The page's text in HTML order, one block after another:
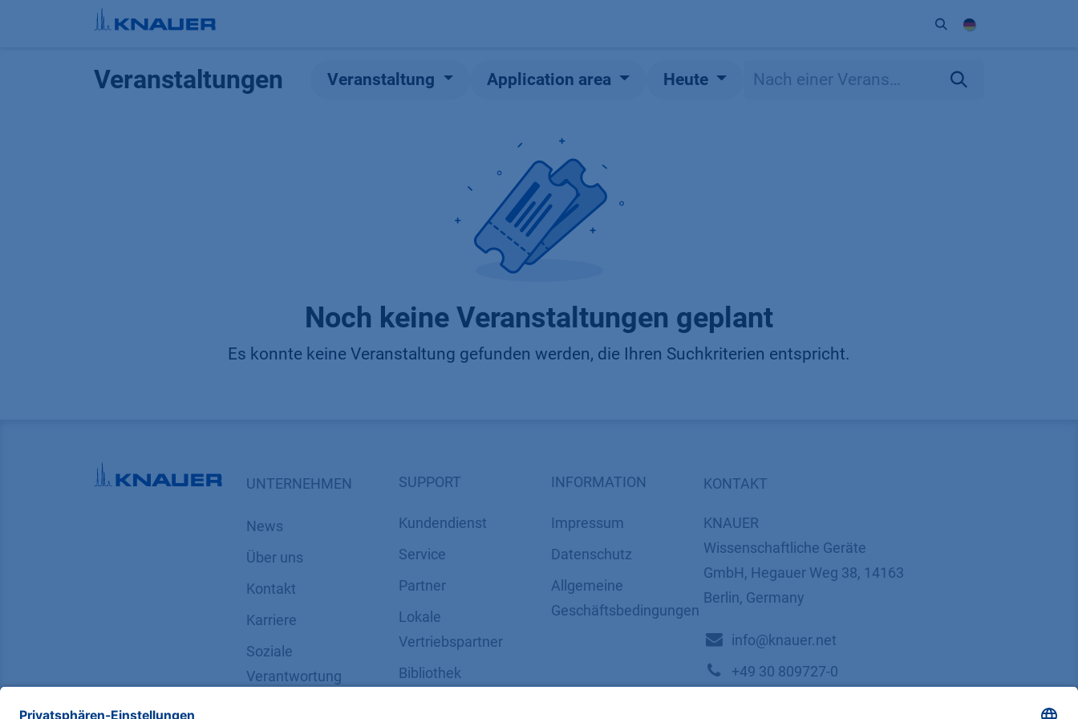
Zum Inhalt springen
Veranstaltungen Veranstaltung Application area Heute
Noch keine Veranstaltungen geplant
Es konnte keine Veranstaltung gefunden werden, die Ihren Suchkriterien entspricht.
UNTERNEHMEN
News
Über uns
Kontakt
Karriere
Soziale
Verantwortung
SUPPORT
Kundendienst
Service
Partner
Lokale
Vertriebspartner
Bibliothek
INFORMATION
Impressum
Datenschutz
​​​​​​​​​​​​​​​​​Allgemeine
Geschäftsbedingungen
KONTAKT
KNAUER
Wissenschaftliche Geräte
GmbH, Hegauer Weg 38, 14163
Berlin, Germany
​​​​​​​​​​​​​​i​n​f​o​@​k​n​a​u​e​r​.​n​e​t
+49 30 809727-0